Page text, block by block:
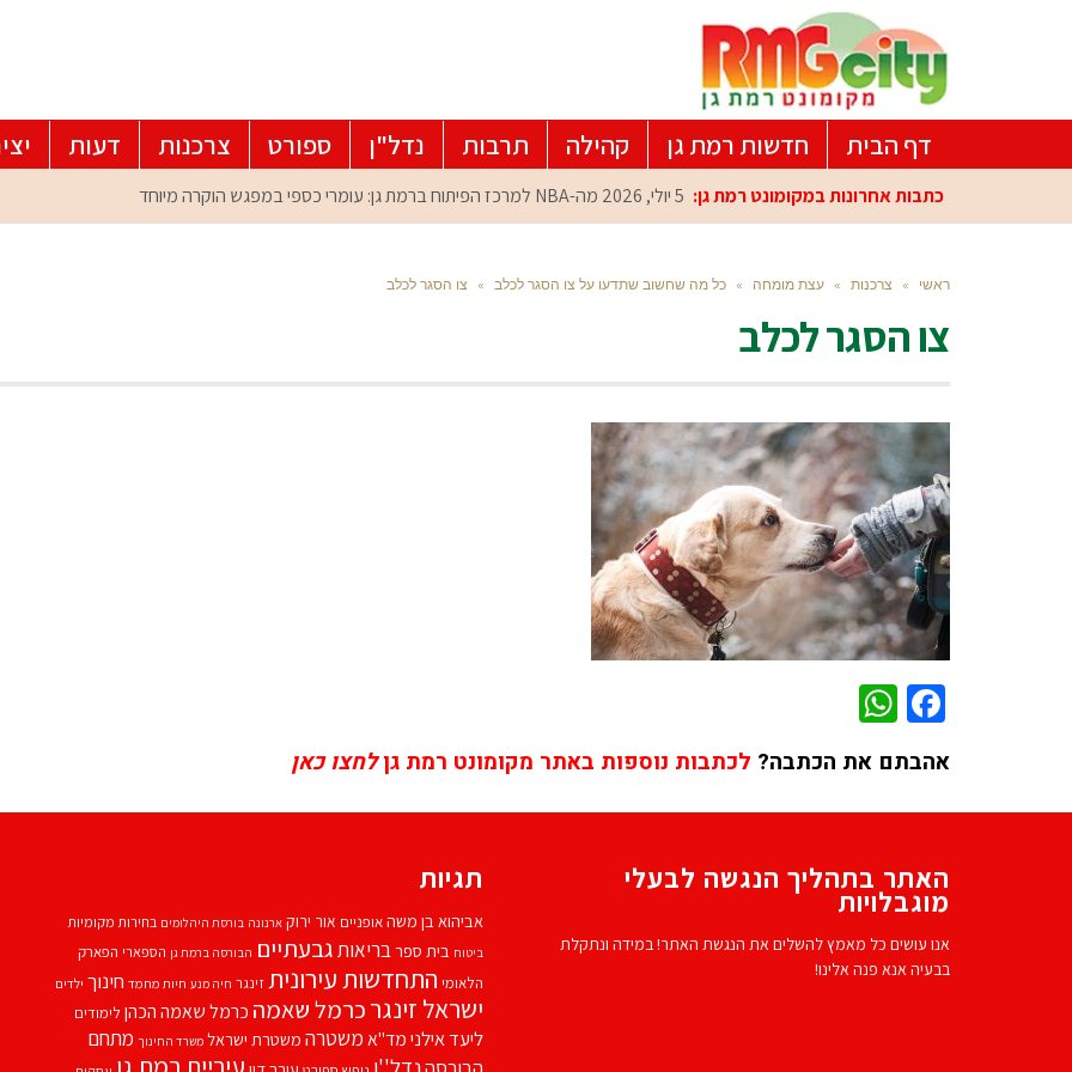
דף הבית חדשות רמת גן קהילה תרבות נדל"ן ספורט צרכנות דעות
כתבות אחרונות במקומונט רמת גן: 5 יולי, 2026 מה-NBA למרכז הפיתוח ברמת גן: עומרי כספי במפגש הוקרה מיוחד
ראשי » צרכנות » עצת מומחה » כל מה שחשוב שתדעו על צו הסגר לכלב » צו הסגר לכלב
צו הסגר לכלב
Facebook
אהבתם את הכתבה? לכתבות נוספות באתר מקומונט רמת גןלחצו כאן
האתר בתהליך הנגשה לבעלי
מוגבלויות
אנו עושים כל מאמץ להשלים את הנגשת האתר! במידה ונתקלת
בבעיה אנא פנה אלינו!
תגיות
אביהוא בן משהאופניים אור ירוק ארנונה בורסת היהלומים בחירות מקומיות
ביטוח בית ספרבריאותגבעתיים הבורסה ברמת גן הספארי הפארק
הלאומי התחדשות עירוניתזינגר חיה מנע חיות מחמד חינוך ילדים
ישראל זינגרכרמל שאמה כרמל שאמה הכהן לימודים
ליעד אילנימד''אמשטרה משטרת ישראל משרד החינוך מתחם